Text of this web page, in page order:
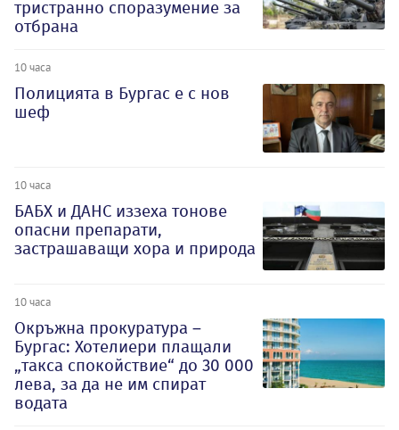
тристранно споразумение за
отбрана
10 часа
Полицията в Бургас е с нов
шеф
10 часа
БАБХ и ДАНС иззеха тонове
опасни препарати,
застрашаващи хора и природа
10 часа
Окръжна прокуратура –
Бургас: Хотелиери плащали
„такса спокойствие“ до 30 000
лева, за да не им спират
водата